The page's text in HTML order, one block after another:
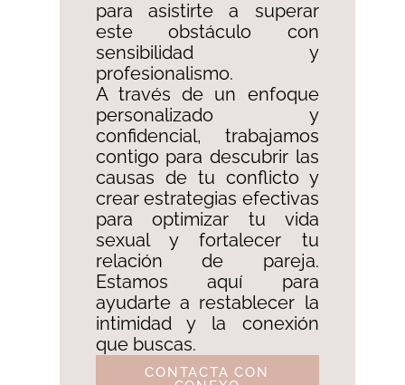
para asistirte a superar
este obstáculo con
sensibilidad y
profesionalismo. ​
A través de un enfoque
personalizado y
confidencial, trabajamos
contigo para descubrir las
causas de tu conflicto y
crear estrategias efectivas
para optimizar tu vida
sexual y fortalecer tu
relación de pareja.
Estamos aquí para
ayudarte a restablecer la
intimidad y la conexión
que buscas.
CONTACTA CON